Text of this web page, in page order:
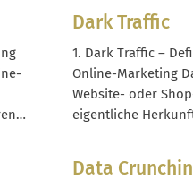
zentral verwalten.
insbesondere
PDFs, Layout-
andere Marketing-
DAM-System dient
Dark Traffic
1. Dark Traffic –
Online-Marketing
Website- oder
eigentliche
Nutzer kommt zum
Messenger, einer
Data